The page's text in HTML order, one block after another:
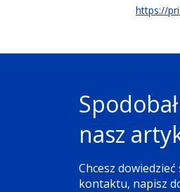
https://
nasz
Chcesz
kontaktu, napisz